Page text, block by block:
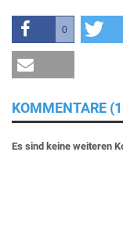
0
KOMMENTARE
Es sind keine weiteren